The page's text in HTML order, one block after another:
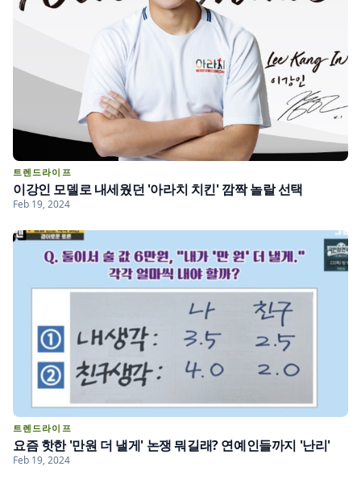
트렌드라이프
이강인 모델로 내세웠던 '아라치 치킨' 깜짝 놀랄 선택
Feb 19, 2024
트렌드라이프
요즘 핫한 '만원 더 낼게' 논쟁 뭐길래? 연예인들까지 '난리'
Feb 19, 2024